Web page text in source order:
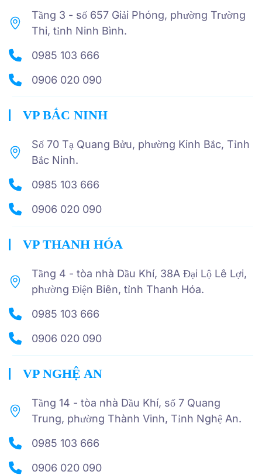
Tầng 3 - số 657 Giải Phóng, phường Trường
Thi, tỉnh Ninh Bình.
0985 103 666
0906 020 090
VP BẮC NINH
Số 70 Tạ Quang Bửu, phường Kinh Bắc, Tỉnh
Bắc Ninh.
0985 103 666
0906 020 090
VP THANH HÓA
Tầng 4 - tòa nhà Dầu Khí, 38A Đại Lộ Lê Lợi,
phường Điện Biên, tỉnh Thanh Hóa.
0985 103 666
0906 020 090
VP NGHỆ AN
Tầng 14 - tòa nhà Dầu Khí, số 7 Quang
Trung, phường Thành Vinh, Tỉnh Nghệ An.
0985 103 666
0906 020 090